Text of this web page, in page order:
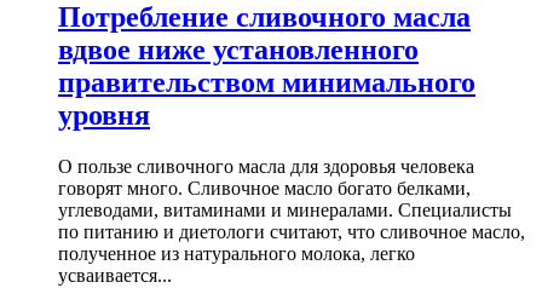
Потребление сливочного масла
вдвое ниже установленного
правительством минимального
уровня
О пользе сливочного масла для здоровья человека
говорят много. Сливочное масло богато белками,
углеводами, витаминами и минералами. Специалисты
по питанию и диетологи считают, что сливочное масло,
полученное из натурального молока, легко
усваивается...